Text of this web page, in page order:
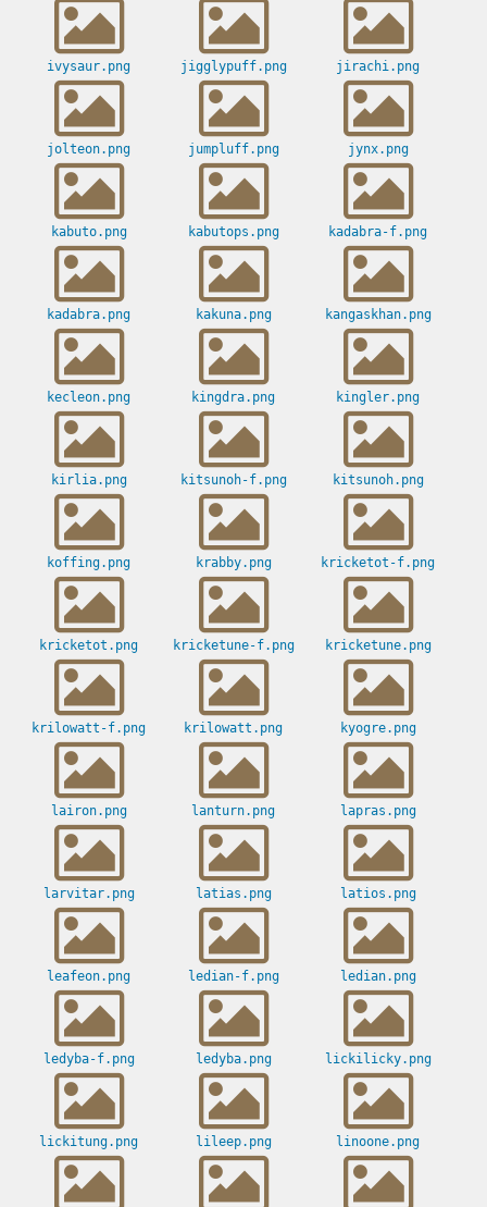
ivysaur.png jigglypuff.png jirachi.png
jolteon.png jumpluff.png jynx.png
kabuto.png kabutops.png kadabra-f.png
kadabra.png kakuna.png kangaskhan.png
kecleon.png kingdra.png kingler.png
kirlia.png kitsunoh-f.png kitsunoh.png
koffing.png krabby.png kricketot-f.png
kricketot.png kricketune-f.png kricketune.png
krilowatt-f.png krilowatt.png kyogre.png
lairon.png lanturn.png lapras.png
larvitar.png latias.png latios.png
leafeon.png ledian-f.png ledian.png
ledyba-f.png ledyba.png lickilicky.png
lickitung.png lileep.png linoone.png